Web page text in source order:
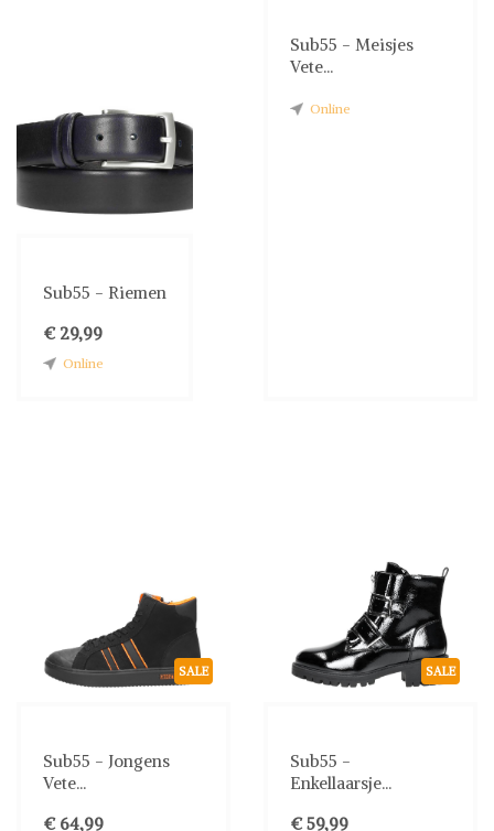
Sub55 - Riemen
€ 29,99
Online
Sub55 - Meisjes
Vete...
Online
SALE
Sub55 - Jongens
Vete...
€ 64,99
SALE
Sub55 -
Enkellaarsje...
€ 59,99